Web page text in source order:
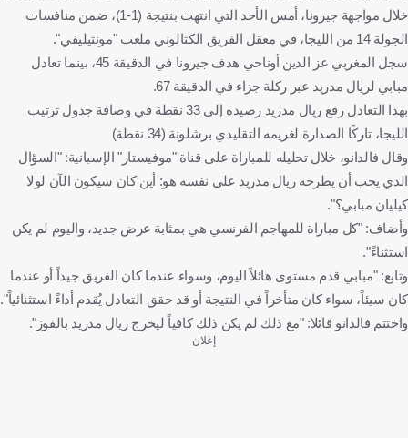
خلال مواجهة جيرونا، أمس الأحد التي انتهت بنتيجة (1-1)، ضمن منافسات
الجولة 14 من الليجا، في معقل الفريق الكتالوني ملعب "مونتيليفي".
سجل المغربي عز الدين أوناحي هدف جيرونا في الدقيقة 45، بينما تعادل
مبابي لريال مدريد عبر ركلة جزاء في الدقيقة 67.
بهذا التعادل رفع ريال مدريد رصيده إلى 33 نقطة في وصافة جدول ترتيب
الليجا، تاركًا الصدارة لغريمه التقليدي برشلونة (34 نقطة)
وقال فالدانو، خلال تحليله للمباراة على قناة "موفيستار" الإسبانية: "السؤال
الذي يجب أن يطرحه ريال مدريد على نفسه هو: أين كان سيكون الآن لولا
كيليان مبابي؟".
وأضاف: "كل مباراة للمهاجم الفرنسي هي بمثابة عرض جديد، واليوم لم يكن
استثناءً".
وتابع: "مبابي قدم مستوى هائلاً اليوم، وسواء عندما كان الفريق جيداً أو عندما
كان سيئاً، سواء كان متأخراً في النتيجة أو قد حقق التعادل يُقدم أداءً استثنائياً".
واختتم فالدانو قائلا: "مع ذلك لم يكن ذلك كافياً ليخرج ريال مدريد بالفوز".
إعلان